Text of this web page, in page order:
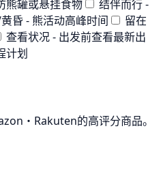
熊罐或悬挂食物
结伴而行 -
昏 - 熊活动高峰时间
留在
查看状况 - 出发前查看最新出
计划
・Rakuten的高评分商品。